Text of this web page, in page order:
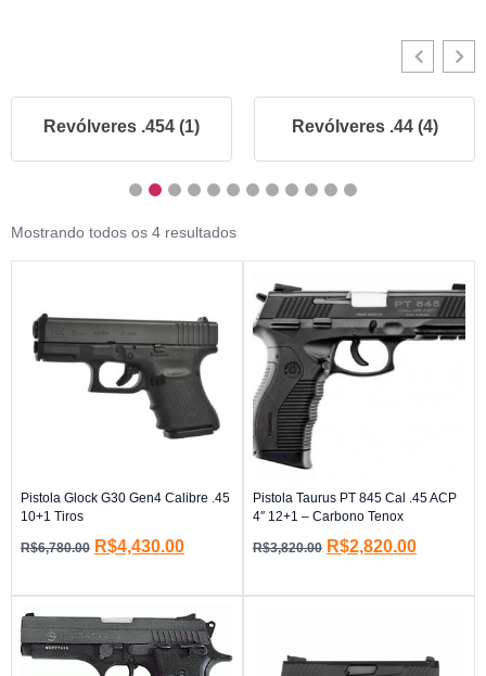
Revólveres .454 (1) Revólveres .44 (4)
Mostrando todos os 4 resultados
Pistola Glock G30 Gen4 Calibre .45
10+1 Tiros
R$6,780.00 R$4,430.00
Pistola Taurus PT 845 Cal .45 ACP
4″ 12+1 – Carbono Tenox
R$3,820.00 R$2,820.00